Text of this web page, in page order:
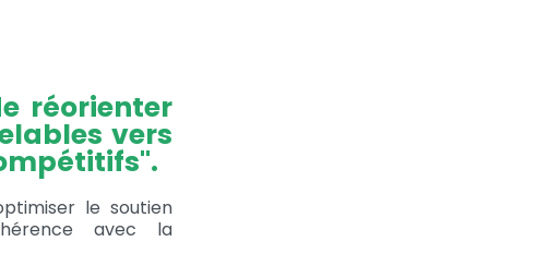
réorienter
vers
le soutien
avec la